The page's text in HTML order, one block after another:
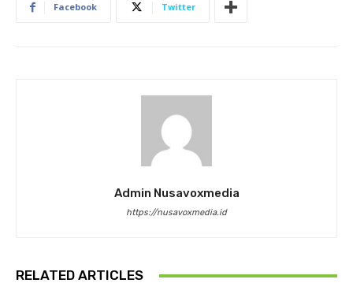
Facebook Twitter
Admin Nusavoxmedia
https://nusavoxmedia.id
RELATED ARTICLES